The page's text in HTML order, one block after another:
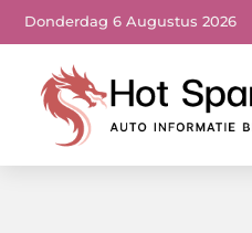
Donderdag 6 Augustus 2026